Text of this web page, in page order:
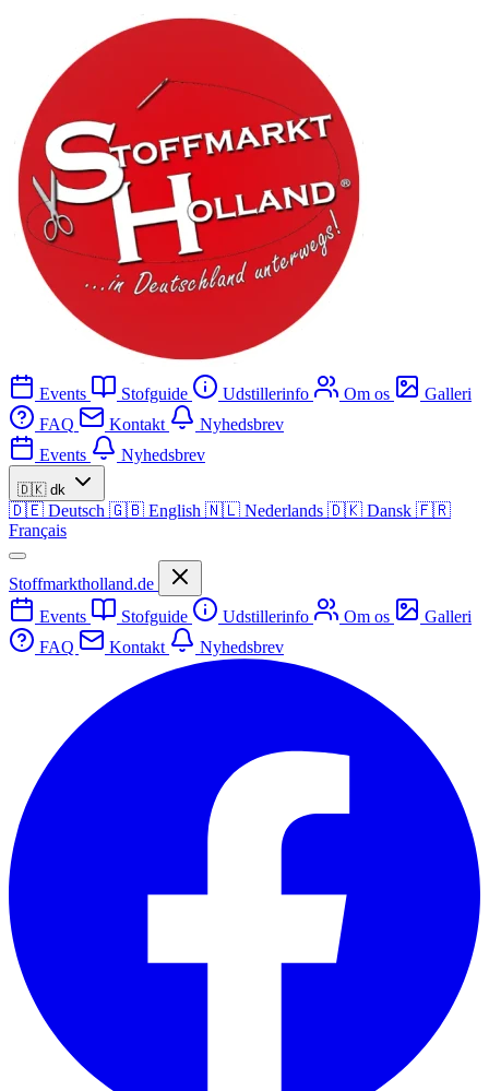
Events Stofguide Udstillerinfo Om os
Galleri
FAQ
Kontakt
Nyhedsbrev
Events
Nyhedsbrev
🇩🇰 dk
🇩🇪 Deutsch 🇬🇧 English 🇳🇱 Nederlands 🇩🇰 Dansk 🇫🇷
Français
Stoffmarktholland.de
Events
Stofguide Udstillerinfo Om os
Galleri
FAQ
Kontakt Nyhedsbrev